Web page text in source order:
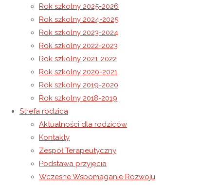
Rok szkolny 2025-2026
Rok szkolny 2024-2025
Rok szkolny 2023-2024
Rok szkolny 2022-2023
Rok szkolny 2021-2022
Rok szkolny 2020-2021
Rok szkolny 2019-2020
Rok szkolny 2018-2019
Strefa rodzica
Aktualności dla rodziców
Kontakty
Zespół Terapeutyczny
Podstawa przyjęcia
Wczesne Wspomaganie Rozwoju
Strona główna Niewidoczne Czasowe zawieszenie
wszystkich zajęć prowadzonych przez ośrodek
PRZYJDŹ DUCHU ŚWIĘTY – Bierzmowanie w NORW Caritas
w Wysokiej
Światowy Dzień Osób z Zespołem Downa
20 marca 20207 września 2022